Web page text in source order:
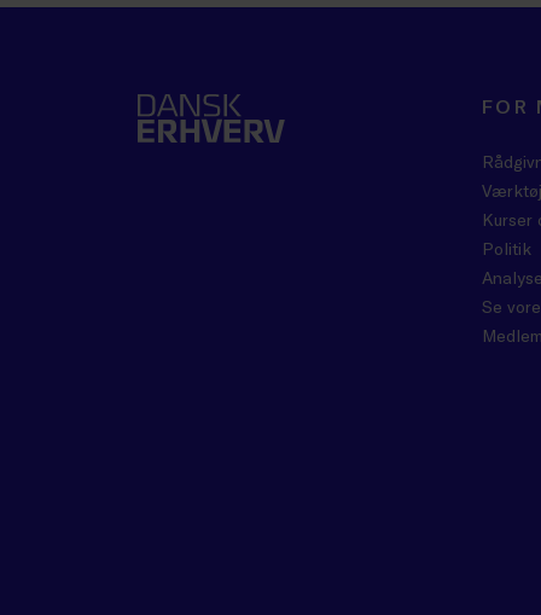
FOR
Kurser
Politik
Se